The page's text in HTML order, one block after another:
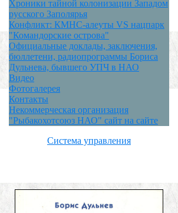
Хроники тайной колонизации Западом
русского Заполярья
Конфликт: КМНС-алеуты VS нацпарк
"Командорские острова"
Официальные доклады, заключения,
бюллетени, радиопрограммы Бориса
Дульнева, бывшего УПЧ в НАО
Видео
Фотогалерея
Контакты
Некоммерческая организация
"Рыбакохотсоюз НАО" сайт на сайте
Система управления